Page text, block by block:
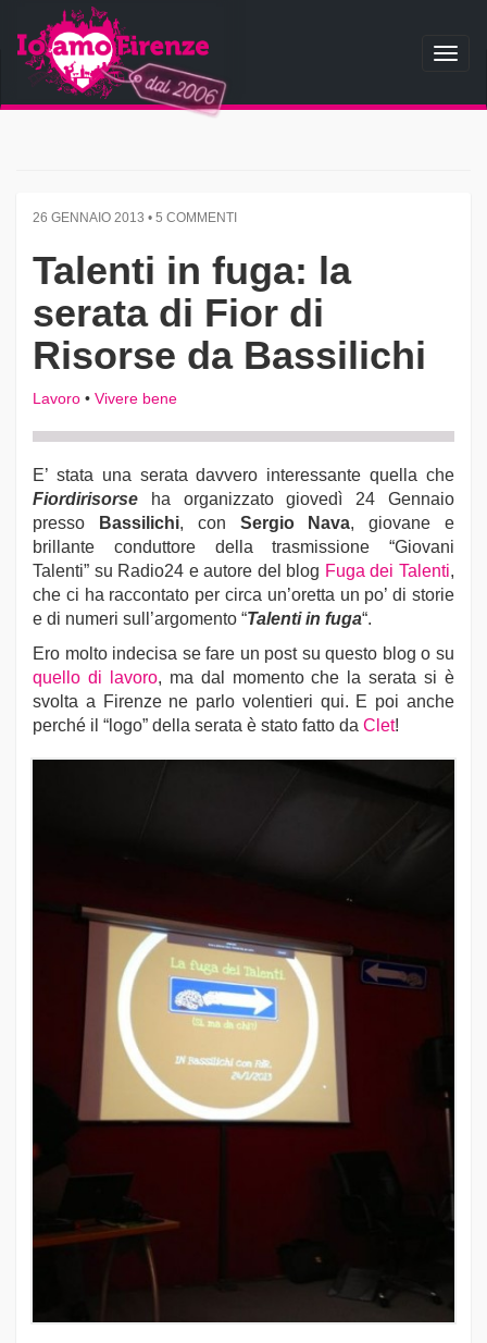
26 GENNAIO 2013 • 5 COMMENTI
Talenti in fuga: la
serata di Fior di
Risorse da Bassilichi
Lavoro • Vivere bene
E’ stata una serata davvero interessante quella che
Fiordirisorse ha organizzato giovedì 24 Gennaio
presso
Bassilichi, con Sergio Nava, giovane e
brillante conduttore della trasmissione “Giovani
Talenti” su Radio24 e autore del blog Fuga dei Talenti,
che ci ha raccontato per circa un’oretta un po’ di storie
e di numeri sull’argomento “Talenti in fuga“.
Ero molto indecisa se fare un post su questo blog o su
quello di lavoro, ma dal momento che la serata si è
svolta a Firenze ne parlo volentieri qui. E poi anche
perché il “logo” della serata è stato fatto da Clet!